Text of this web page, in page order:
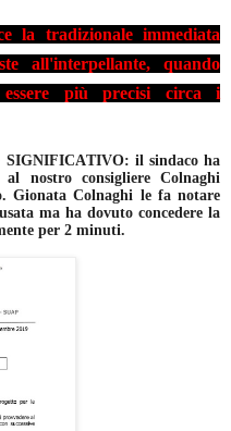
la tradizionale immediata
all'interpellante, quando
essere più precisi circa i
il sindaco ha
nostro consigliere Colnaghi
Gionata Colnaghi le fa notare
ma ha dovuto concedere la
per 2 minuti.